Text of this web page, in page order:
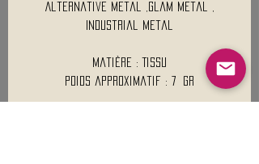
Alternative metal ,Glam metal ,
Industrial metal
Matière : Tissu
Poids approximatif : 7 Gr